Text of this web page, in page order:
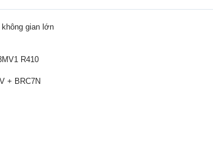
gian lớn
R410
+ BRC7N